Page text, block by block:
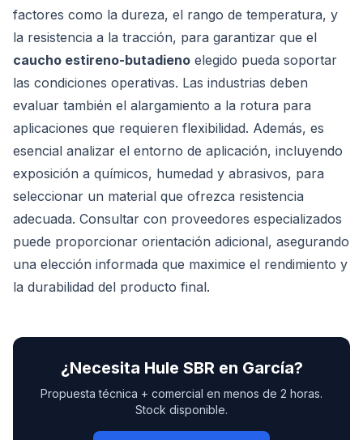
factores como la dureza, el rango de temperatura, y
la resistencia a la tracción, para garantizar que el
caucho estireno-butadieno elegido pueda soportar
las condiciones operativas. Las industrias deben
evaluar también el alargamiento a la rotura para
aplicaciones que requieren flexibilidad. Además, es
esencial analizar el entorno de aplicación, incluyendo
exposición a químicos, humedad y abrasivos, para
seleccionar un material que ofrezca resistencia
adecuada. Consultar con proveedores especializados
puede proporcionar orientación adicional, asegurando
una elección informada que maximice el rendimiento y
la durabilidad del producto final.
¿Necesita Hule SBRen García?
Propuesta técnica + comercial en menos de 2 horas.
Stock disponible.